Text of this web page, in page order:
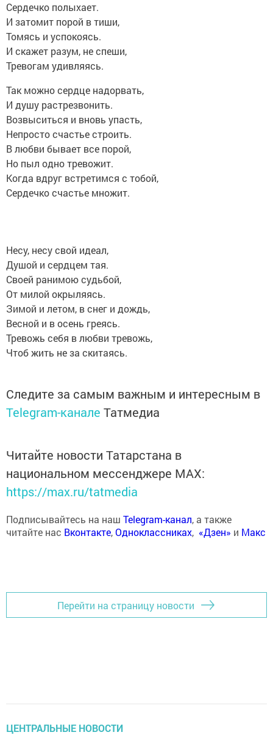
Сердечко полыхает.
И затомит порой в тиши,
Томясь и успокоясь.
И скажет разум, не спеши,
Тревогам удивляясь.
Так можно сердце надорвать,
И душу растрезвонить.
Возвыситься и вновь упасть,
Непросто счастье строить.
В любви бывает все порой,
Но пыл одно тревожит.
Когда вдруг встретимся с тобой,
Сердечко счастье множит.
Несу, несу свой идеал,
Душой и сердцем тая.
Своей ранимою судьбой,
От милой окрыляясь.
Зимой и летом, в снег и дождь,
Весной и в осень греясь.
Тревожь себя в любви тревожь,
Чтоб жить не за скитаясь.
Следите за самым важным и интересным в
Telegram-канале Татмедиа
Читайте новости Татарстана в
национальном мессенджере MАХ:
https://max.ru/tatmedia
Подписывайтесь на наш Telegram-канал, а также
читайте нас Вконтакте,Одноклассниках, «Дзен» и Макс
Перейти на страницу новости
ЦЕНТРАЛЬНЫЕ НОВОСТИ